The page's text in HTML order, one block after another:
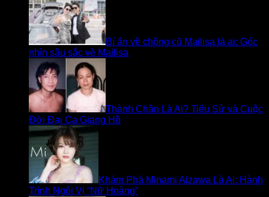
Bí ẩn về chồng cũ Mailisa là ai: Góc
nhìn sâu sắc về Mailisa
Thành Chân Là Ai? Tiểu Sử và Cuộc
Đời Đại Ca Giang Hồ
Khám Phá Minami Aizawa Là Ai: Hành
Trình Ngôi Vị “Nữ Hoàng”